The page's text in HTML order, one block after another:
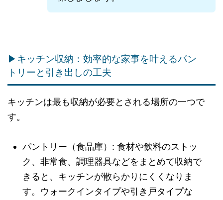
▶キッチン収納：効率的な家事を叶えるパン
トリーと引き出しの工夫
キッチンは最も収納が必要とされる場所の一つで
す。
パントリー（食品庫）: 食材や飲料のストッ
ク、非常食、調理器具などをまとめて収納で
きると、キッチンが散らかりにくくなりま
す。ウォークインタイプや引き戸タイプな